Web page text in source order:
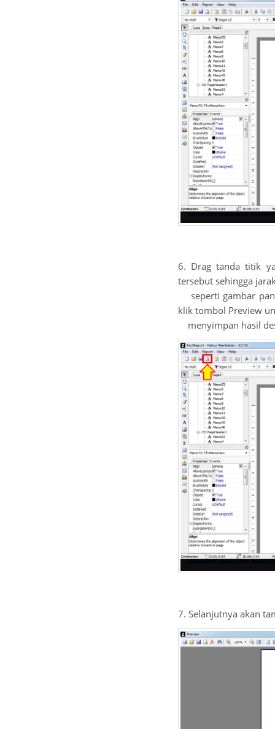
6. Drag tanda titik
tersebut sehingga
seperti gambar
klik tombol Preview
menyimpan hasil
7. Selanjutnya akan